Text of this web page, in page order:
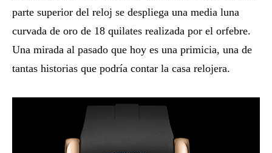
parte superior del reloj se despliega una media luna
curvada de oro de 18 quilates realizada por el orfebre.
Una mirada al pasado que hoy es una primicia, una de
tantas historias que podría contar la casa relojera.